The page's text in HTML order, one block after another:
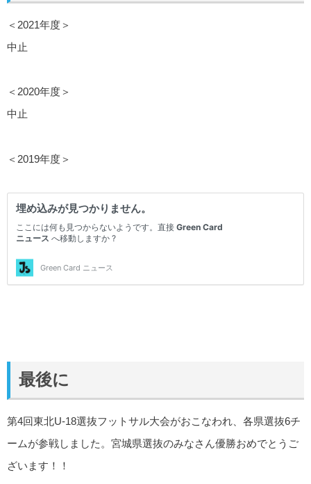
＜2021年度＞
中止
＜2020年度＞
中止
＜2019年度＞
最後に
第4回東北U-18選抜フットサル大会がおこなわれ、各県選抜6チ
ームが参戦しました。宮城県選抜のみなさん優勝おめでとうご
ざいます！！